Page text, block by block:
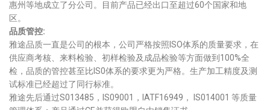
惠州等地成立了分公司。目前产品已经出口至超过60个国家和地
区。
品质管控:
雅途品质一直是公司的根本，公司严格按照ISO体系的质量要求，在
供应商考核、来料检验、初样检验及成品检验等方面做到100%全
检，品质的管控甚至比IS0体系的要求更为严格。生产加工精度及测
试标准已经超过了同行标准。
雅途先后通过S013485，IS09001，IATF16949， IS014001 等质量